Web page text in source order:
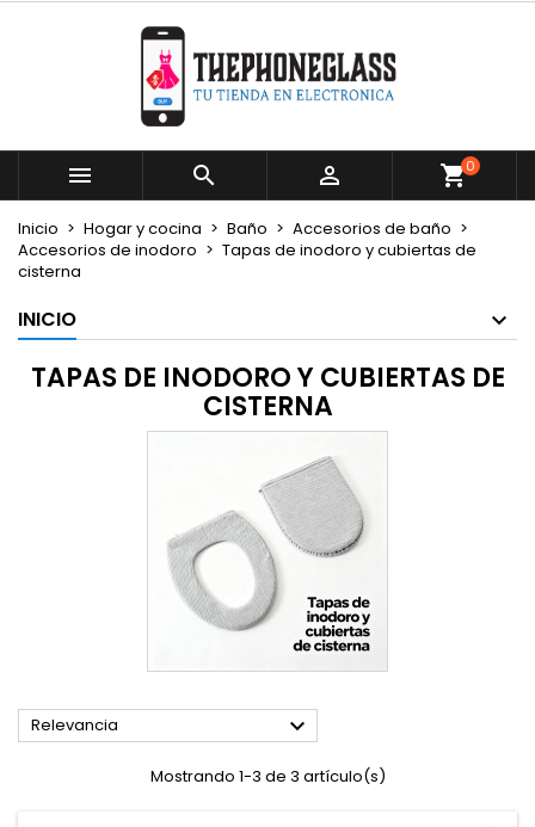
   0
Inicio Hogar y cocina Baño
Accesorios de baño
Accesorios de inodoro
Tapas de inodoro y cubiertas de
cisterna
INICIO
TAPAS DE INODORO Y CUBIERTAS DE
CISTERNA
Relevancia 
Mostrando 1-3 de 3 artículo(s)
Mi lista de deseos
Crear nueva lista
((modalTitle))
((confirmMessage))
((cancelText)) ((modalDeleteText))
Crear lista de deseos
Nombre de la lista de deseos
Cancelar Crear lista de deseos
Iniciar sesión
Debe iniciar sesión para guardar productos en su
lista de deseos.
Cancelar Iniciar sesión